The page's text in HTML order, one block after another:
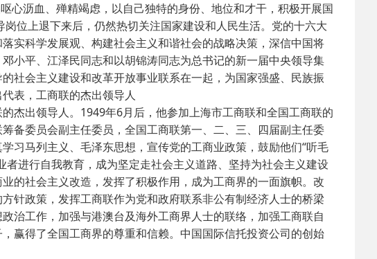
心沥血、殚精竭虑，以自己独特的身份、地位和才干，积极开展国
位上退下来后，仍然热切关注国家建设和人民生活。党的十六大
实科学发展观、构建社会主义和谐社会的战略决策，深信中国将
小平、江泽民同志和以胡锦涛同志为总书记的新一届中央领导集
社会主义建设和改革开放事业联系在一起，为国家强盛、民族振
表，工商联的杰出领导人
出领导人。1949年6月后，他参加上海市工商联和全国工商联的
备委员会副主任委员，全国工商联第一、二、三、四届副主任委
习马列主义、毛泽东思想，宣传党的工商业政策，鼓励他们“听毛
进行自我教育，成为坚定走社会主义道路、坚持为社会主义建设
的社会主义改造，发挥了积极作用，成为工商界的一面旗帜。改
针政策，发挥工商联作为党和政府联系非公有制经济人士的桥梁
治工作，加强与港澳台及海外工商界人士的联络，加强工商联自
赢得了全国工商界的尊重和信赖。中国国际信托投资公司的创始